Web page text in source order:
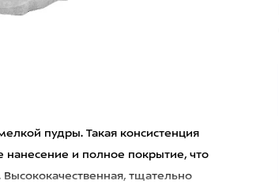
пудры. Такая консистенция
и полное покрытие, что
тщательно